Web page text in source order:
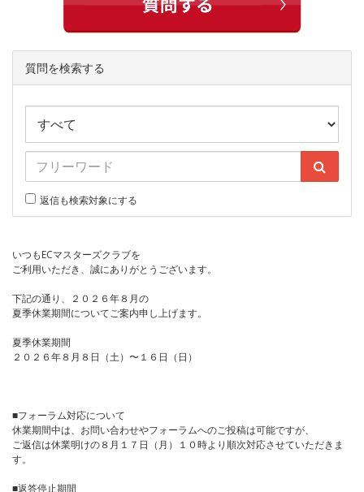
質問を検索する
返信も検索対象にする
いつもECマスターズクラブを
ご利用いただき、誠にありがとうございます。
下記の通り、２０２６年８月の
夏季休業期間についてご案内申し上げます。
夏季休業期間
２０２６年８月８日（土）〜１６日（日）
■フォーラム対応について
休業期間中は、お問い合わせやフォーラムへのご投稿は可能ですが、
ご返信は休業明けの８月１７日（月）１０時より順次対応させていただきま
す。
■返答停止期間